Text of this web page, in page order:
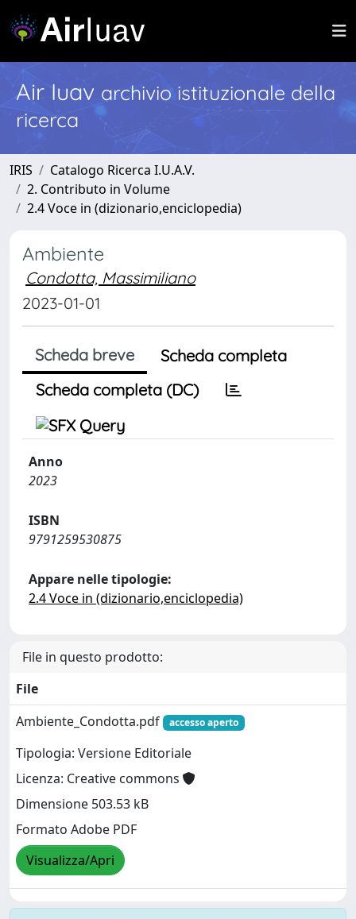
Air Iuav archivio istituzionale della
ricerca
IRIS
Catalogo Ricerca I.U.A.V.
2. Contributo in Volume
2.4 Voce in (dizionario,enciclopedia)
Ambiente
Condotta, Massimiliano
2023-01-01
Scheda breve
Scheda completa
Scheda completa (DC)
Anno
2023
ISBN
9791259530875
Appare nelle tipologie:
2.4 Voce in (dizionario,enciclopedia)
File in questo prodotto:
File
Ambiente_Condotta.pdf
accesso aperto
Tipologia: Versione Editoriale
Licenza: Creative commons
Dimensione 503.53 kB
Formato Adobe PDF
Visualizza/Apri